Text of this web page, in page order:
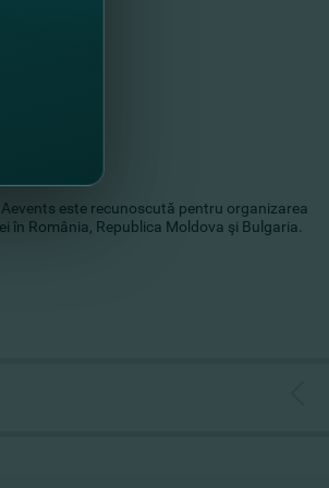
este recunoscută pentru organizarea
în România, Republica Moldova şi Bulgaria.